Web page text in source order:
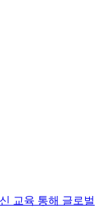
교육 통해 글로벌